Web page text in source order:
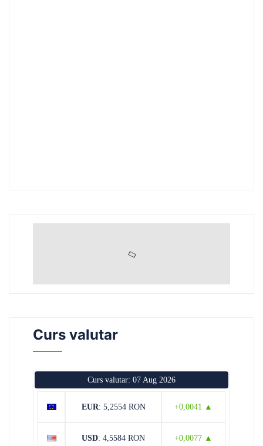
Curs valutar
Curs valutar: 07 Aug 2026
EUR: 5,2554 RON +0,0041 ▲
USD: 4,5584 RON +0,0077 ▲